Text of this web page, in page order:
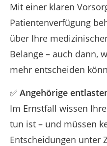
Mit einer klaren
Patientenverfügung
über Ihre
Belange – auch dann,
mehr entscheiden
✅ Angehörige
Im Ernstfall wissen
tun ist – und müssen
Entscheidungen unter